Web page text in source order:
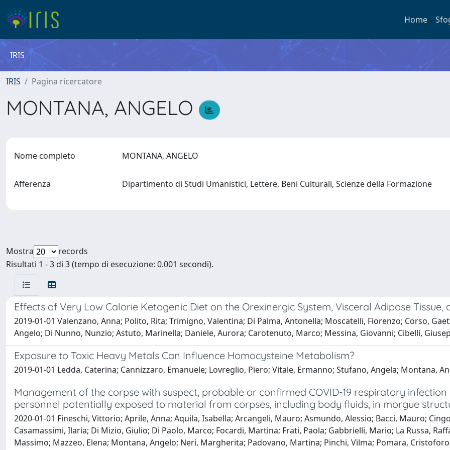
Home
IRIS
IRIS Pagina ricercatore
MONTANA, ANGELO
Nome completo MONTANA, ANGELO
Afferenza Dipartimento di Studi Umanistici, Lettere, Beni Culturali, Scienze della Formazione
Mostra
records
Risultati 1 - 3 di 3 (tempo di esecuzione: 0.001 secondi).
Effects of Very Low Calorie Ketogenic Diet on the Orexinergic System, Visceral Adipose Tissue,
2019-01-01 Valenzano, Anna; Polito, Rita; Trimigno, Valentina; Di Palma, Antonella; Moscatelli, Fiorenzo; Corso,
Angelo; Di Nunno, Nunzio; Astuto, Marinella; Daniele, Aurora; Carotenuto, Marco; Messina, Giovanni; Cibelli,
Exposure to Toxic Heavy Metals Can Influence Homocysteine Metabolism?
2019-01-01 Ledda, Caterina; Cannizzaro, Emanuele; Lovreglio, Piero; Vitale, Ermanno; Stufano, Angela; Montana,
Management of the corpse with suspect, probable or confirmed COVID-19 respiratory
personnel potentially exposed to material from corpses, including body fluids, in morgue
2020-01-01 Fineschi, Vittorio; Aprile, Anna; Aquila, Isabella; Arcangeli, Mauro; Asmundo, Alessio; Bacci, Mauro;
Casamassimi, Ilaria; Di Mizio, Giulio; Di Paolo, Marco; Focardi, Martina; Frati, Paola; Gabbrielli, Mario; La Russa,
Massimo; Mazzeo, Elena; Montana, Angelo; Neri, Margherita; Padovano, Martina; Pinchi, Vilma; Pomara,